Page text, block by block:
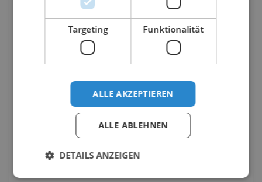
Targeting Funktionalität
ALLE AKZEPTIEREN
ALLE ABLEHNEN
DETAILS ANZEIGEN